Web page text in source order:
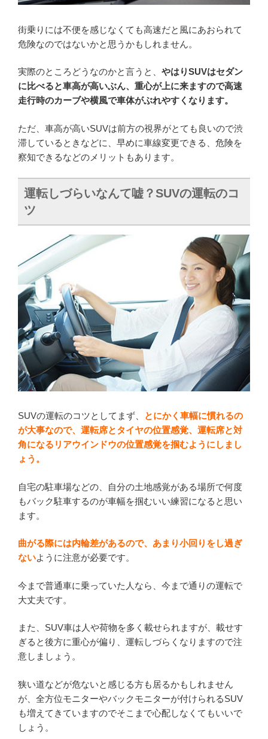
街乗りには不便を感じなくても高速だと風にあおられて
危険なのではないかと思うかもしれません。
実際のところどうなのかと言うと、 やはりSUVはセダン
に比べると車高が高いぶん、重心が上に来ますので高速
走行時のカーブや横風で車体がぶれやすくなります。
ただ、車高が高いSUVは前方の視界がとても良いので渋
滞しているときなどに、早めに車線変更できる、危険を
察知できるなどのメリットもあります。
運転しづらいなんて嘘？SUVの運転のコ
ツ
SUVの運転のコツとしてまず、
とにかく車幅に慣れるの
が大事なので、 運転席とタイヤの位置感覚、運転席と対
角になるリアウインドウの位置感覚を掴むようにしまし
ょう 。
自宅の駐車場などの、自分の土地感覚がある場所で何度
もバック駐車するのが車幅を掴むいい練習になると思い
ます。
曲がる際には内輪差があるので、あまり小回りをし過ぎ
ないように注意が必要です。
今まで普通車に乗っていた人なら、今まで通りの運転で
大丈夫です。
また、SUV車は人や荷物を多く載せられますが、載せす
ぎると後方に重心が偏り、運転しづらくなりますので注
意しましょう。
狭い道などが危ないと感じる方も居るかもしれません
が、全方位モニターやバックモニターが付けられるSUV
も増えてきていますのでそこまで心配しなくてもいいで
しょう。